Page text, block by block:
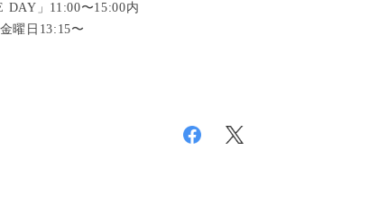
DAY」11:00〜15:00内
曜日13:15〜